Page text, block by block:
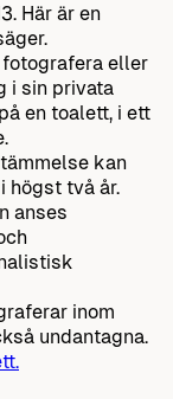
Här är en
eller
i sin privata
en toalett, i ett
kan
högst två år.
anses
inom
undantagna.